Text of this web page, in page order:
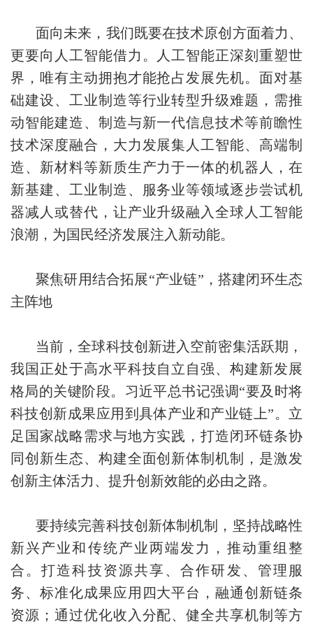
面向未来，我们既要在技术原创方面着力、
更要向人工智能借力。人工智能正深刻重塑世
界，唯有主动拥抱才能抢占发展先机。面对基
础建设、工业制造等行业转型升级难题，需推
动智能建造、制造与新一代信息技术等前瞻性
技术深度融合，大力发展集人工智能、高端制
造、新材料等新质生产力于一体的机器人，在
新基建、工业制造、服务业等领域逐步尝试机
器减人或替代，让产业升级融入全球人工智能
浪潮，为国民经济发展注入新动能。
聚焦研用结合拓展“产业链”，搭建闭环生态
主阵地
当前，全球科技创新进入空前密集活跃期，
我国正处于高水平科技自立自强、构建新发展
格局的关键阶段。习近平总书记强调“要及时将
科技创新成果应用到具体产业和产业链上”。立
足国家战略需求与地方实践，打造闭环链条协
同创新生态、构建全面创新体制机制，是激发
创新主体活力、提升创新效能的必由之路。
要持续完善科技创新体制机制，坚持战略性
新兴产业和传统产业两端发力，推动重组整
合。打造科技资源共享、合作研发、管理服
务、标准化成果应用四大平台，融通创新链条
资源；通过优化收入分配、健全共享机制等方